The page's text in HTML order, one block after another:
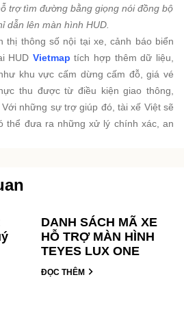
trợ tìm đường bằng giọng nói đồng bộ
dẫn lên màn hình HUD.
thị thông số nội tại xe, cảnh báo biển
HUD Vietmap tích hợp thêm dữ liệu,
khu vực cấm dừng cấm đỗ, giá vé
thu được từ điều kiện giao thông,
những sự trợ giúp đó, tài xế Việt sẽ
thể đưa ra những xử lý chính xác, an
DANH SÁCH MÃ XE
HỖ TRỢ MÀN HÌNH
TEYES LUX ONE
ĐỌC THÊM